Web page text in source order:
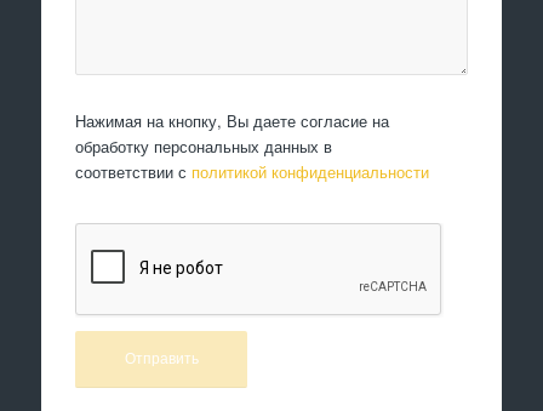
Нажимая на кнопку, Вы даете согласие на
обработку персональных данных в
соответствии с политикой конфиденциальности